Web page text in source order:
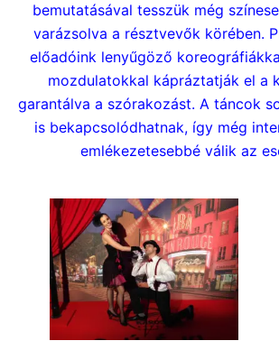
bemutatásával tesszük még
varázsolva a résztvevők körében.
előadóink lenyűgöző
mozdulatokkal kápráztatják el a
garantálva a szórakozást. A táncok
is bekapcsolódhatnak, így még
emlékezetesebbé válik az